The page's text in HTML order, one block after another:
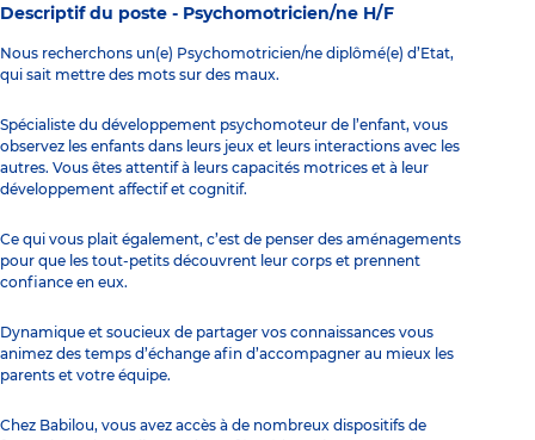
Descriptif du poste - Psychomotricien/ne H/F
Nous recherchons un(e) Psychomotricien/ne diplômé(e) d’Etat,
qui sait mettre des mots sur des maux.
Spécialiste du développement psychomoteur de l’enfant, vous
observez les enfants dans leurs jeux et leurs interactions avec les
autres. Vous êtes attentif à leurs capacités motrices et à leur
développement affectif et cognitif.
Ce qui vous plait également, c’est de penser des aménagements
pour que les tout-petits découvrent leur corps et prennent
confiance en eux.
Dynamique et soucieux de partager vos connaissances vous
animez des temps d’échange afin d’accompagner au mieux les
parents et votre équipe.
Chez Babilou, vous avez accès à de nombreux dispositifs de